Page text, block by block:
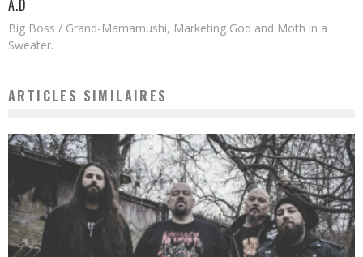
A.D
Big Boss / Grand-Mamamushi, Marketing God and Moth in a
Sweater.
ARTICLES SIMILAIRES